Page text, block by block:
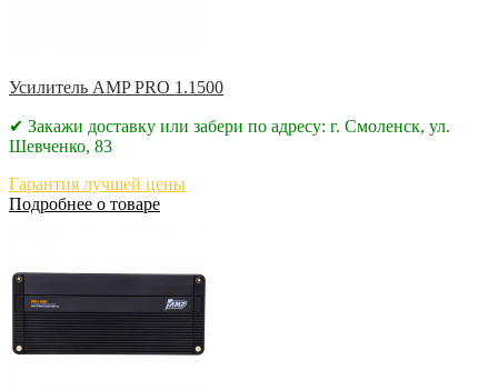
Усилитель AMP PRO 1.1500
✔ Закажи доставку или забери по адресу: г. Смоленск, ул.
Шевченко, 83
Гарантия лучшей цены
Подробнее о товаре